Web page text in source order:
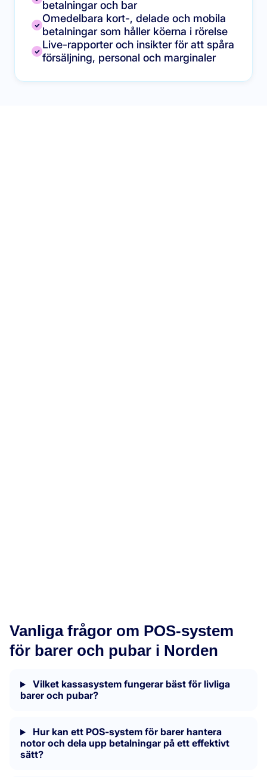
betalningar och bar
Omedelbara kort-, delade och mobila
betalningar som håller köerna i rörelse
Live-rapporter och insikter för att spåra
försäljning, personal och marginaler
Vanliga frågor om POS-system
för barer och pubar i Norden
Vilket kassasystem fungerar bäst för livliga
barer och pubar?
Hur kan ett POS-system för barer hantera
notor och dela upp betalningar på ett effektivt
sätt?